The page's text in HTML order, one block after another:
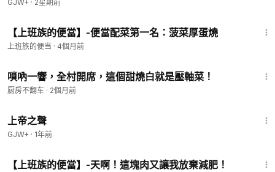
GJW+ · 2星期前
【上班族的便當】-便當配菜第一名：菠菜厚蛋燒
上班族的便当 · 4個月前
嗩吶一響，全村開席，這個甜燒白就是壓軸菜！
厨房不翻车 · 2個月前
上帝之聲
GJW+ · 1年前
【上班族的便當】-天啊！這塊肉又讓我放棄減肥！